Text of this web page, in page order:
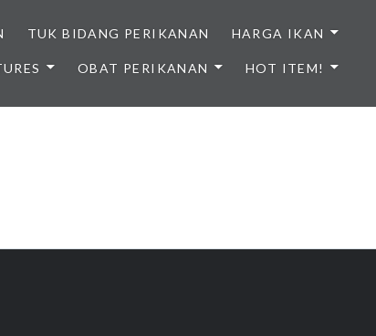
TUK BIDANG PERIKANAN HARGA IKAN
OBAT PERIKANAN HOT ITEM!